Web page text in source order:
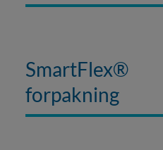
SmartFlex®
forpakning